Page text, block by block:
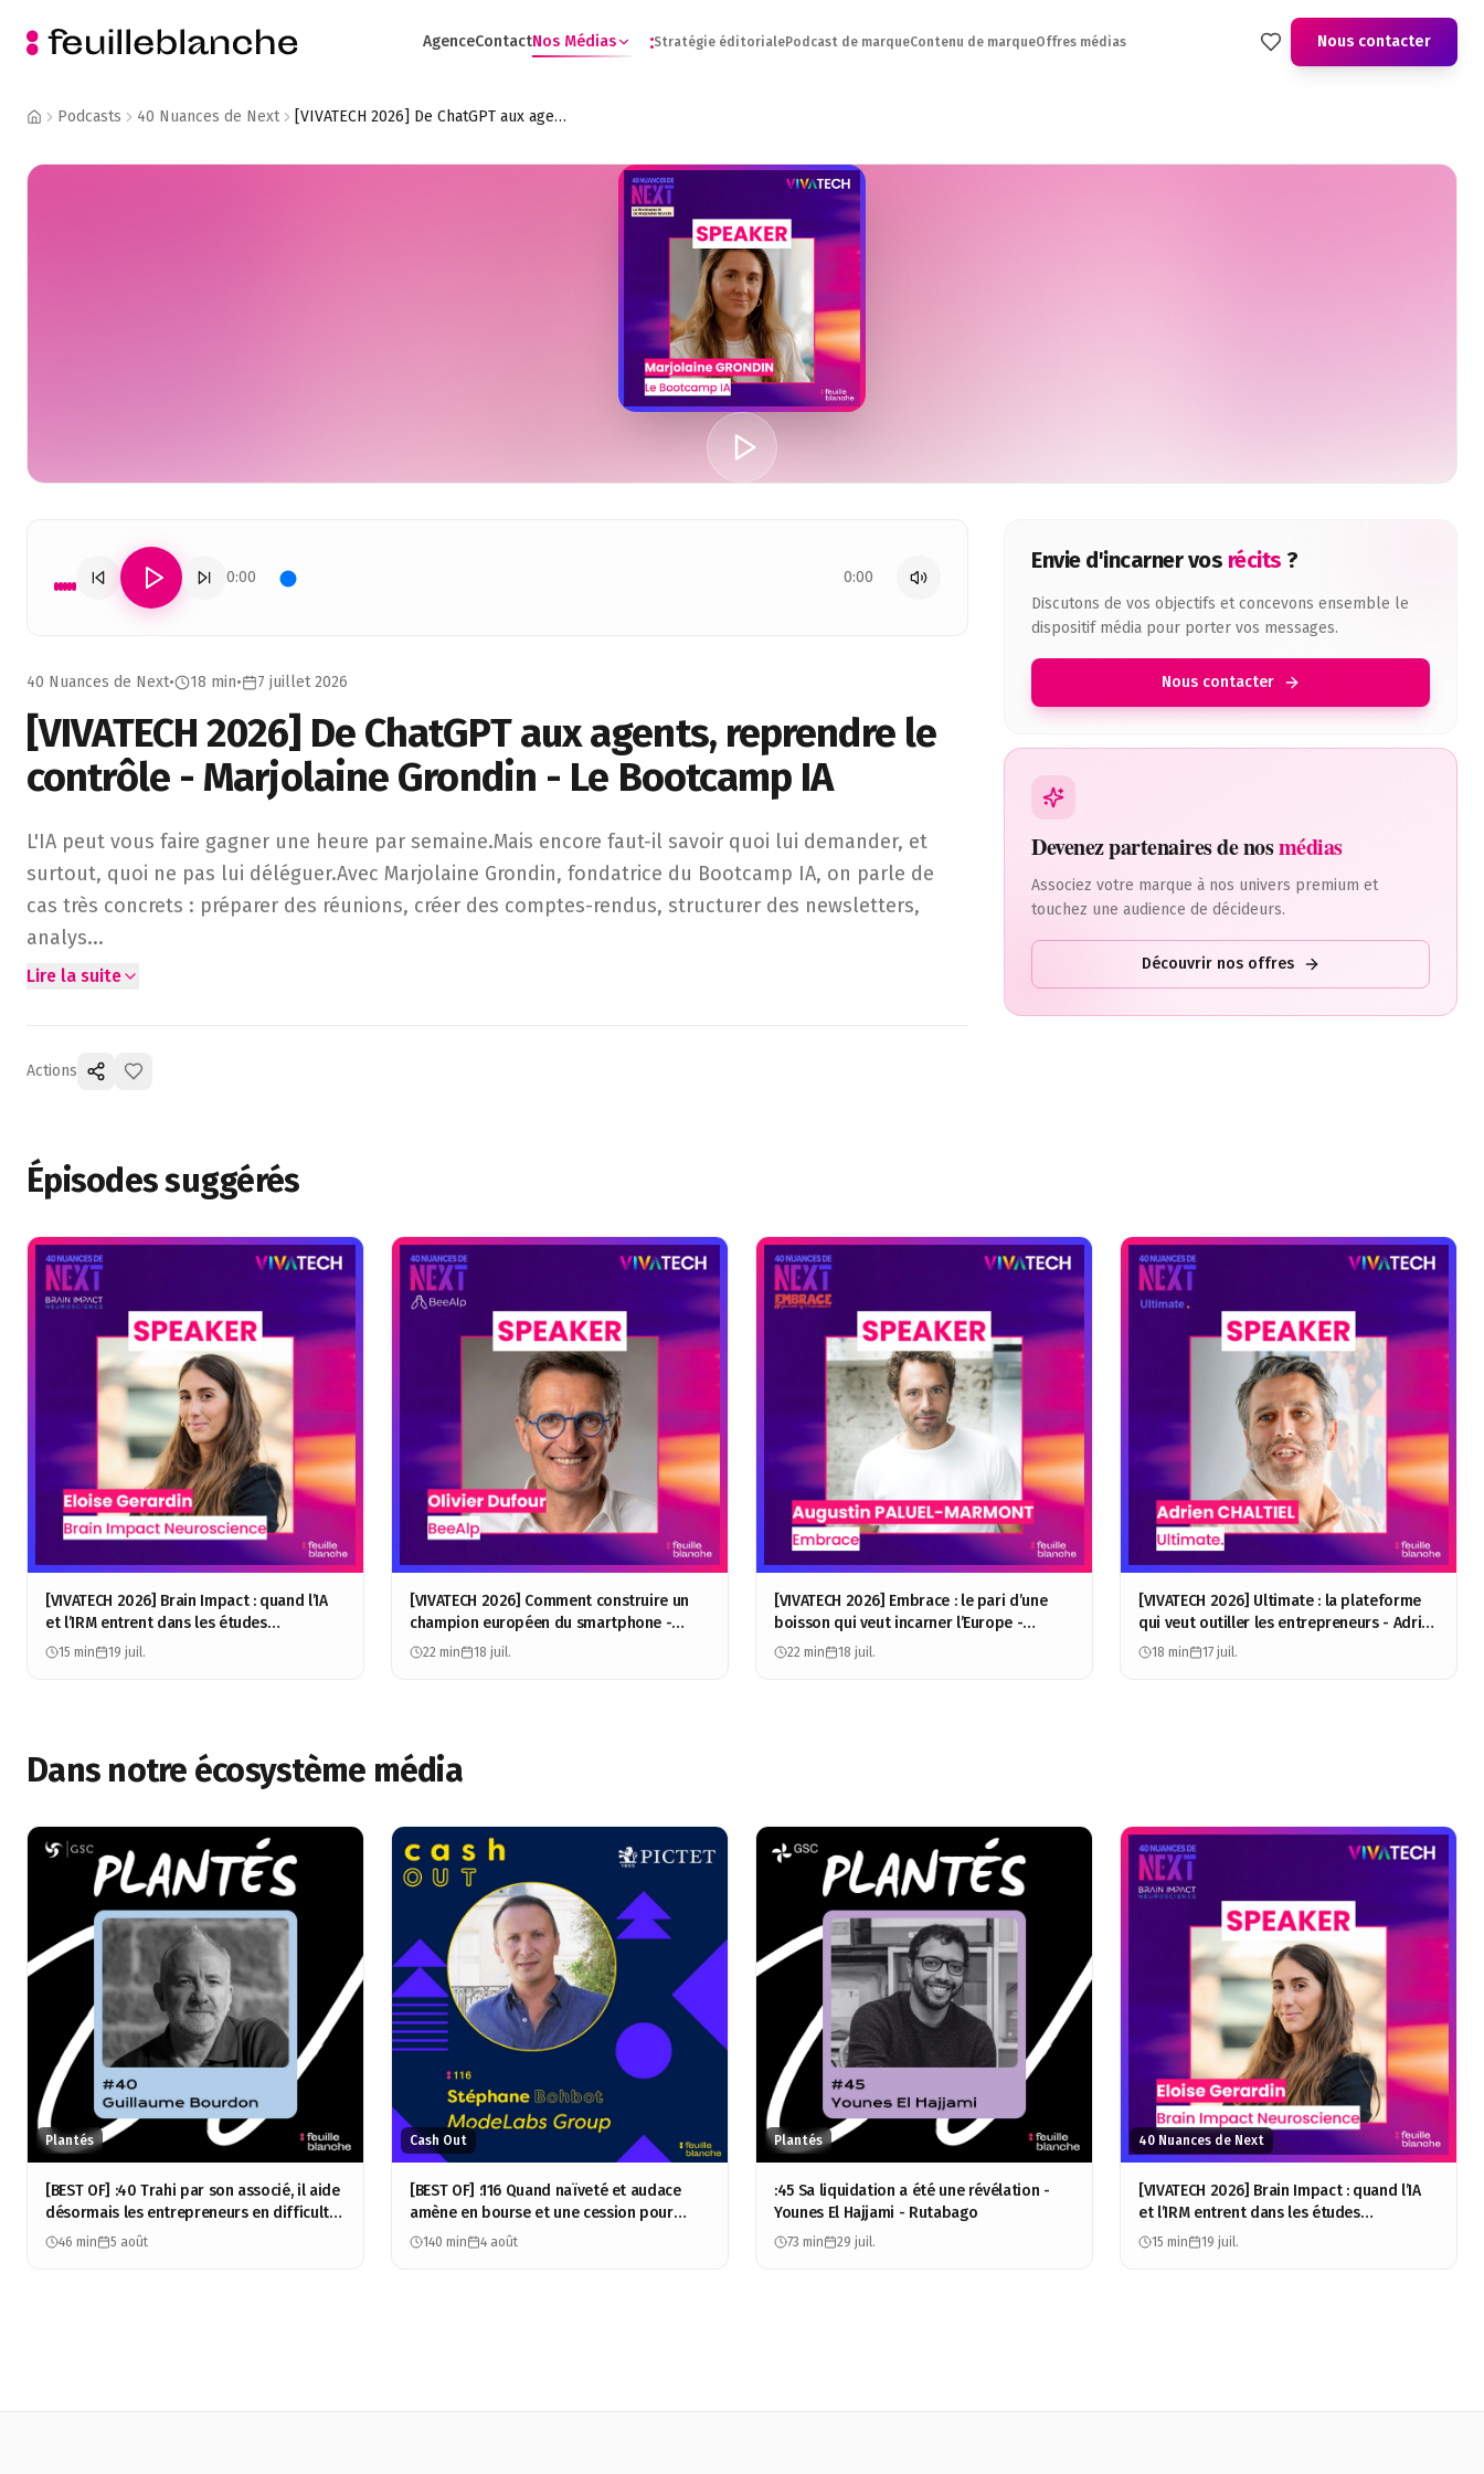
AgenceContactNos Médias :Stratégie éditorialePodcast de marqueContenu de marqueOffres médias Nous contacter
Podcasts 40 Nuances de Next [VIVATECH 2026] De ChatGPT aux agents, reprendre le contrôle - Marjolaine Grondin - Le Bootcamp IA
0:00 0:00
40 Nuances de Next• 18 min• 7 juillet 2026
[VIVATECH 2026] De ChatGPT aux agents, reprendre le
contrôle - Marjolaine Grondin - Le Bootcamp IA
L'IA peut vous faire gagner une heure par semaine.Mais encore faut-il savoir quoi lui demander, et surtout, quoi ne pas lui déléguer.Avec Marjolaine Grondin, fondatrice du
L'IA peut vous faire gagner une heure par semaine.Mais encore faut-il savoir quoi lui demander, et
surtout, quoi ne pas lui déléguer.Avec Marjolaine Grondin, fondatrice du Bootcamp IA, on parle de
cas très concrets : préparer des réunions, créer des comptes-rendus, structurer des newsletters,
analys...
Lire la suite
Actions
Envie d'incarner vos récits ?
Discutons de vos objectifs et concevons ensemble le
dispositif média pour porter vos messages.
Nous contacter
Devenez partenaires de nosmédias
Associez votre marque à nos univers premium et
touchez une audience de décideurs.
Découvrir nos offres
Épisodes suggérés
[VIVATECH 2026] Brain Impact : quand l’IA
et l’IRM entrent dans les études
consommateurs - Éloïse Gérardin
15 min 19 juil.
[VIVATECH 2026] Comment construire un
champion européen du smartphone -
Olivier Dufour - BeeAlp
22 min 18 juil.
[VIVATECH 2026] Embrace : le pari d’une
boisson qui veut incarner l’Europe -
Augustin Paluel-Marmont
22 min 18 juil.
[VIVATECH 2026] Ultimate : la plateforme
qui veut outiller les entrepreneurs - Adrien
Chaltiel
18 min 17 juil.
Dans notre écosystème média
Plantés
[BEST OF] :40 Trahi par son associé, il aide
désormais les entrepreneurs en difficulté
- Guillaume Bourdon
46 min 5 août
Cash Out
[BEST OF] :116 Quand naïveté et audace
amène en bourse et une cession pour
100M - Stéphane Bohbot - ModeLabs
140 min 4 août
Plantés
:45 Sa liquidation a été une révélation -
Younes El Hajjami - Rutabago
73 min 29 juil.
40 Nuances de Next
[VIVATECH 2026] Brain Impact : quand l’IA
et l’IRM entrent dans les études
consommateurs - Éloïse Gérardin
15 min 19 juil.